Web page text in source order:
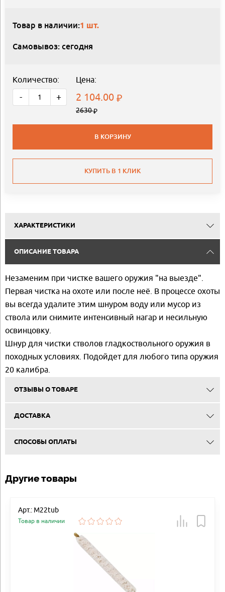
Товар в наличии:1 шт.
Самовывоз: сегодня
Количество:
- +
Цена:
2 104.00
2630
В КОРЗИНУ
КУПИТЬ В 1 КЛИК
ХАРАКТЕРИСТИКИ
ОПИСАНИЕ ТОВАРА
Незаменим при чистке вашего оружия "на выезде".
Первая чистка на охоте или после неё. В процессе охоты
вы всегда удалите этим шнуром воду или мусор из
ствола или снимите интенсивный нагар и несильную
освинцовку.
Шнур для чистки стволов гладкоствольного оружия в
походных условиях. Подойдет для любого типа оружия
20 калибра.
ОТЗЫВЫ О ТОВАРЕ
ДОСТАВКА
СПОСОБЫ ОПЛАТЫ
Другие товары
Арт.: M22tub
Товар в наличии